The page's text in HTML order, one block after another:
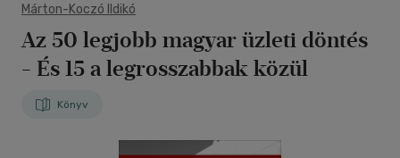
Márton-Koczó Ildikó
Az 50 legjobb magyar üzleti döntés
- És 15 a legrosszabbak közül
Könyv